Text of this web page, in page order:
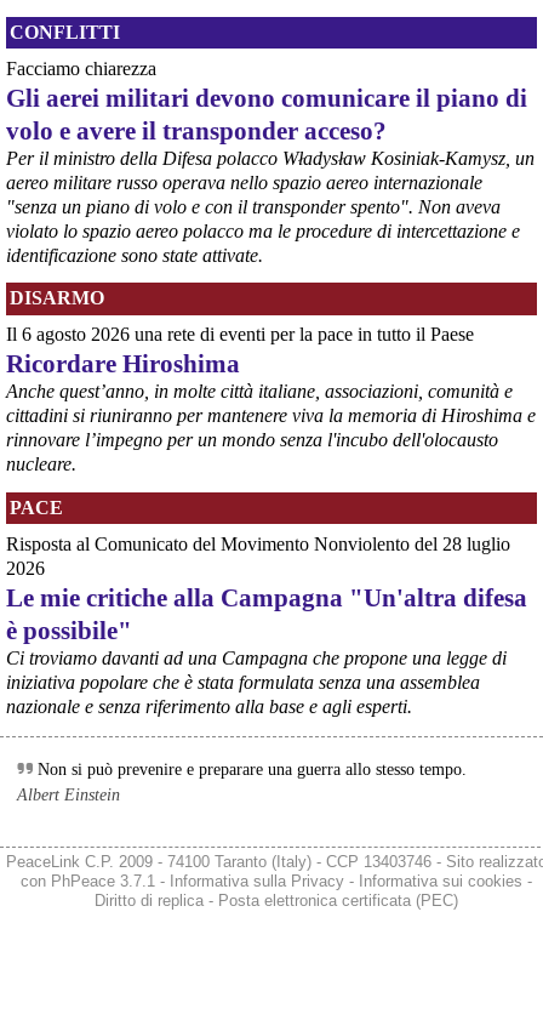
provvedimento straordinario per attenuare le conseguenze
economiche e sociali dello stop dell’area a caldo, invitando le
rappresentanze del territorio a presentare proposte operative.
#ILVA #Taranto
@peacelink - 6/8/2026 21:35
Ultimi cento milioni di euro per l’ex Ilva, poi non saranno più
possibili nuovi aiuti di Stato. Lo ha confermato il ministro Adolfo
Urso durante l’incontro al Mimit con le imprese dell’indotto: la
tranche conclusiva del prestito autorizzato dall’Unione europea
dovrà essere erogata entro il 9 agosto e restituita dal futuro
acquirente.
Fonte: Studio100
#ILVA
@peacelink - 6/8/2026 21:08
Il governatore di Puglia Decaro esce dal vertice al Mimit più
preoccupato di come era entrato, lamentando l’assenza di certezze
sulla procedura di gara e ribadendo la necessità di un ruolo diretto
dello Stato.
Anche il sindaco di Taranto, Bitetti, chiede un piano industriale
chiaro, garanzie sulla salute e strumenti di tutela per i lavoratori
dell’area a freddo. La Provincia parla di un tavolo “senza decisioni”.
Fonte: Cronache Tarantine
#ILVA
@peacelink - 6/8/2026 21:08
cronachetarantine.it/index.php
Il ministro ha ribadito che il Governo applicherà la sentenza, ma
agirà per evitare quella che i sindacati definiscono una “bomba
CONFLITTI
Facciamo chiarezza
Gli aerei militari devono comunicare il piano di
volo e avere il transponder acceso?
Per il ministro della Difesa polacco Władysław Kosiniak-Kamysz, un
aereo militare russo operava nello spazio aereo internazionale
"senza un piano di volo e con il transponder spento". Non aveva
violato lo spazio aereo polacco ma le procedure di intercettazione e
identificazione sono state attivate.
DISARMO
Il 6 agosto 2026 una rete di eventi per la pace in tutto il Paese
Ricordare Hiroshima
Anche quest’anno, in molte città italiane, associazioni, comunità e
cittadini si riuniranno per mantenere viva la memoria di Hiroshima e
rinnovare l’impegno per un mondo senza l'incubo dell'olocausto
nucleare.
PACE
Risposta al Comunicato del Movimento Nonviolento del 28 luglio
2026
Le mie critiche alla Campagna "Un'altra difesa
è possibile"
Ci troviamo davanti ad una Campagna che propone una legge di
iniziativa popolare che è stata formulata senza una assemblea
nazionale e senza riferimento alla base e agli esperti.
Non si può prevenire e preparare una guerra allo stesso tempo.
Albert Einstein
PeaceLink C.P. 2009 - 74100 Taranto (Italy) - CCP 13403746 - Sito
con PhPeace 3.7.1 - Informativa sulla Privacy- Informativa sui cookies -
Diritto di replica- Posta elettronica certificata (PEC)